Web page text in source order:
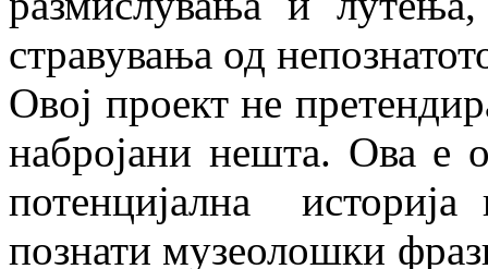
стравувања од
Овој проект не
набројани нешта. Ова е
потенцијална историја
познати музеолошки